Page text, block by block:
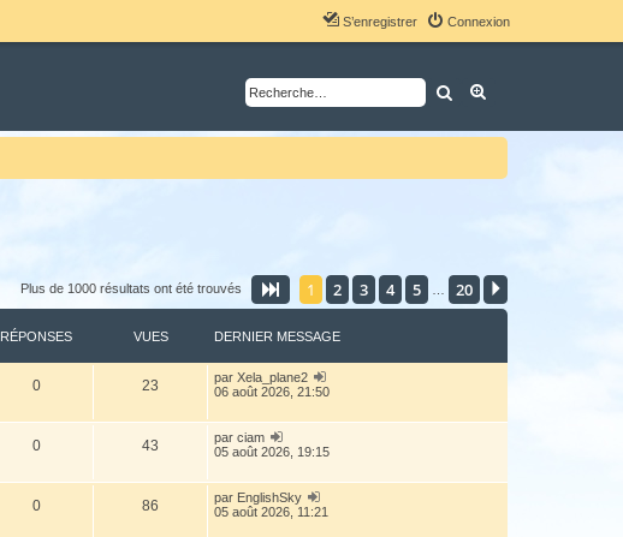
Connexion
S’enregistrer
Rechercher
Plus de 1000 résultats ont été trouvés Page sur20
1 2 3 4 5 20
RÉPONSES VUES DERNIER MESSAGE
0 23 par Xela_plane2
06 août 2026, 21:50
0 43 par ciam
05 août 2026, 19:15
0 86 par EnglishSky
05 août 2026, 11:21